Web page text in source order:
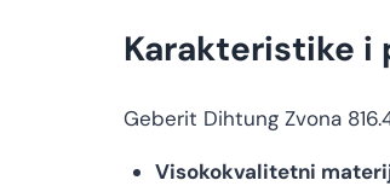
Karakteristike i
Geberit Dihtung Zvona
Visokokvalitetni